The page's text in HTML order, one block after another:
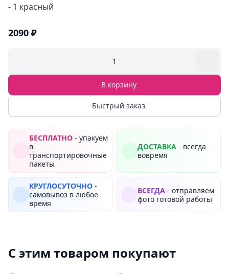
- 1 красный
2090 ₽
1
В корзину
Быстрый заказ
БЕСПЛАТНО - упакуем
в
транспортировочные
пакеты
ДОСТАВКА - всегда
вовремя
КРУГЛОСУТОЧНО -
самовывоз в любое
время
ВСЕГДА - отправляем
фото готовой работы
С этим товаром покупают